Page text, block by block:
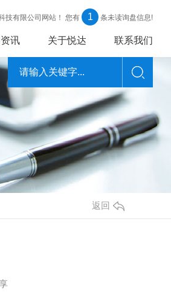
技有限公司网站！ 您有 1 条未读询盘信息!
讯 关于悦达 联系我们
返回